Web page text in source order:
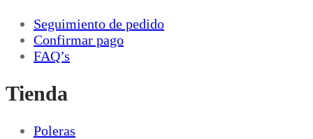
la
página
Seguimiento de pedido
Confirmar pago
FAQ’s
Tienda
Poleras